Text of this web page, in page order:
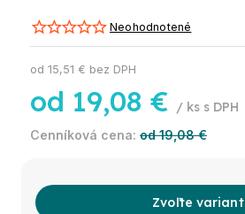
Neohodnotené
od 19,08 €
od 19,08 € / ks
od 15,51 € bez DPH
Zvoľte variant